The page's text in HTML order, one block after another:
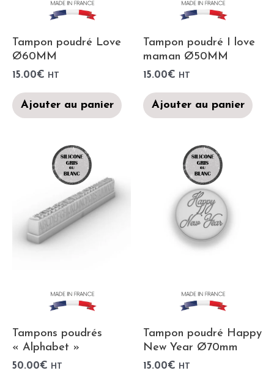
Tampon poudré Love
Ø60MM
15.00€ HT
Ajouter au panier
Tampon poudré I love
maman Ø50MM
15.00€ HT
Ajouter au panier
Tampons poudrés
« Alphabet »
50.00€ HT
Tampon poudré Happy
New Year Ø70mm
15.00€ HT